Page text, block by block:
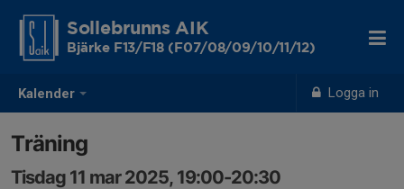
Kalender Logga in
Sollebrunns AIK
Bjärke F13/F18 (F07/08/09/10/11/12)
Träning
Tisdag 11 mar 2025, 19:00-20:30